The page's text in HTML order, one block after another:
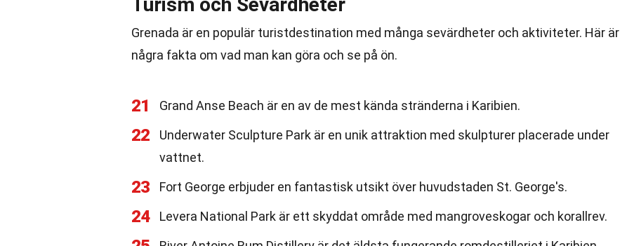
Grenada är en populär turistdestination med många sevärdheter och aktiviteter. Här är
några fakta om vad man kan göra och se på ön.
21 Grand Anse Beach är en av de mest kända stränderna i Karibien.
22
Underwater Sculpture Park är en unik attraktion med skulpturer placerade under
vattnet.
23 Fort George erbjuder en fantastisk utsikt över huvudstaden St. George's.
24 Levera National Park är ett skyddat område med mangroveskogar och korallrev.